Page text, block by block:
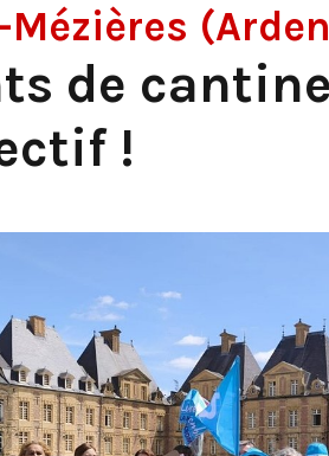
de
!